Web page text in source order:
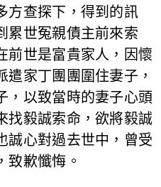
方查探下，得到的訊
累世冤親債主前來索
前世是富貴家人，因懷
家丁團團圍住妻子，
，以致當時的妻子心頭
找毅誠索命，欲將毅誠
誠心對過去世中，曾受
致歉懺悔。